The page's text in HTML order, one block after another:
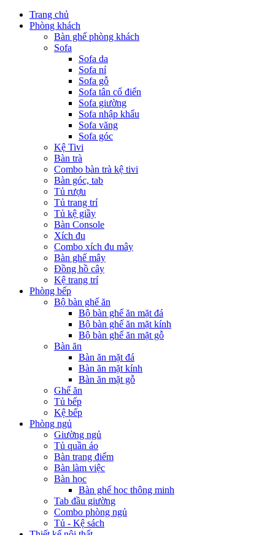
Trang chủ
Phòng khách
Bàn ghế phòng khách
Sofa
Sofa da
Sofa nỉ
Sofa gỗ
Sofa tân cổ điển
Sofa giường
Sofa nhập khẩu
Sofa văng
Sofa góc
Kệ Tivi
Bàn trà
Combo bàn trà kệ tivi
Bàn góc, tab
Tủ rượu
Tủ trang trí
Tủ kệ giầy
Bàn Console
Xích đu
Combo xích đu mây
Bàn ghế mây
Đồng hồ cây
Kệ trang trí
Phòng bếp
Bộ bàn ghế ăn
Bộ bàn ghế ăn mặt đá
Bộ bàn ghế ăn mặt kính
Bộ bàn ghế ăn mặt gỗ
Bàn ăn
Bàn ăn mặt đá
Bàn ăn mặt kính
Bàn ăn mặt gỗ
Ghế ăn
Tủ bếp
Kệ bếp
Phòng ngủ
Giường ngủ
Tủ quần áo
Bàn trang điểm
Bàn làm việc
Bàn học
Bàn ghế học thông minh
Tab đầu giường
Combo phòng ngủ
Tủ - Kệ sách